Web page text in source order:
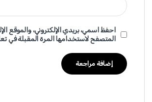
احفظ اسمي، بريدي الإلكتروني، والموقع
المتصفح لاستخدامها المرة المقبلة في